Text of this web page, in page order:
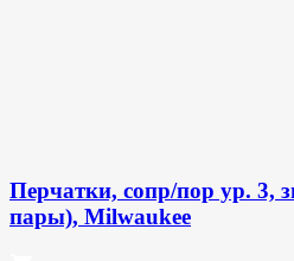
Перчатки, сопр/пор ур. 3,
пары), Milwaukee